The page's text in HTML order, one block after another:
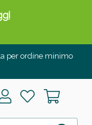
per ordine minimo